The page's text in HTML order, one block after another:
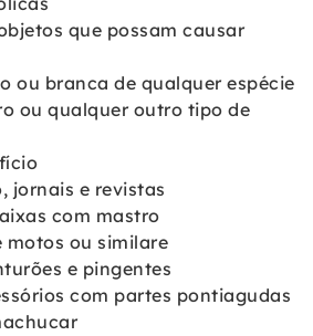
que possam causar
ou branca de qualquer espécie
ou qualquer outro tipo de
jornais e revistas
com mastro
motos ou similare
e pingentes
com partes pontiagudas